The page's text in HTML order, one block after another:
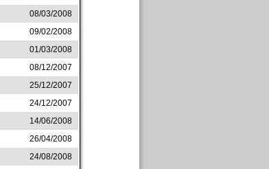
08/03/2008
09/02/2008
01/03/2008
08/12/2007
25/12/2007
24/12/2007
14/06/2008
26/04/2008
24/08/2008